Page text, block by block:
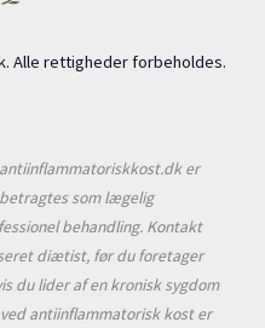
Alle rettigheder forbeholdes.
er
som lægelig
behandling. Kontakt
diætist, før du foretager
du lider af en kronisk sygdom
antiinflammatorisk kost er